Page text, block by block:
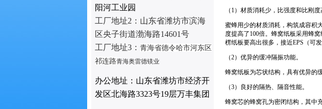
阳河工业园
工厂地址2： 山东省潍坊市滨海
区央子街道渤海路14601号
工厂地址3： 青海省德令哈市河东区
祁连路青海奥雷德镁业
办公地址：山东省潍坊市经济开
发区北海路3323号19层万丰集团
（1）材质消耗少，比强度和比刚度
蜜蜂用少的材质消耗，构筑成容积
度提高了100倍。蜂窝纸板采用蜂
楞纸板要高出很多，接近EPS（可
（2）优异的缓冲隔振功能。
蜂窝纸板为芯状结构，具有优异的
（3）良好的隔热、隔音性能。
蜂窝芯的蜂窝孔为密闭结构，其中